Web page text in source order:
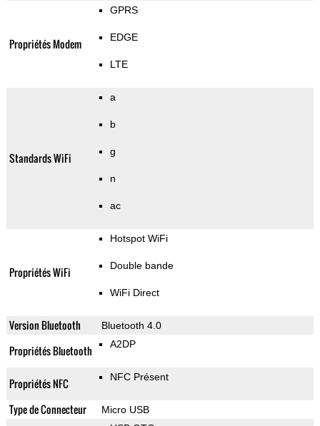
Propriétés Modem
GPRS
EDGE
LTE
Standards WiFi
a
b
g
n
ac
Propriétés WiFi
Hotspot WiFi
Double bande
WiFi Direct
Version Bluetooth Bluetooth 4.0
Propriétés Bluetooth A2DP
Propriétés NFC NFC Présent
Type de Connecteur
Micro USB